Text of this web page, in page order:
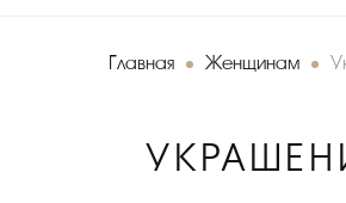
Главная Женщинам